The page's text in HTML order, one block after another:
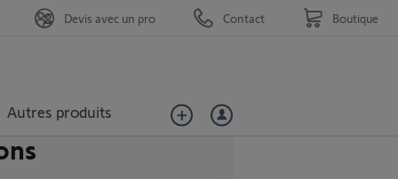
Autres produits
Devis avec un pro Contact Boutique